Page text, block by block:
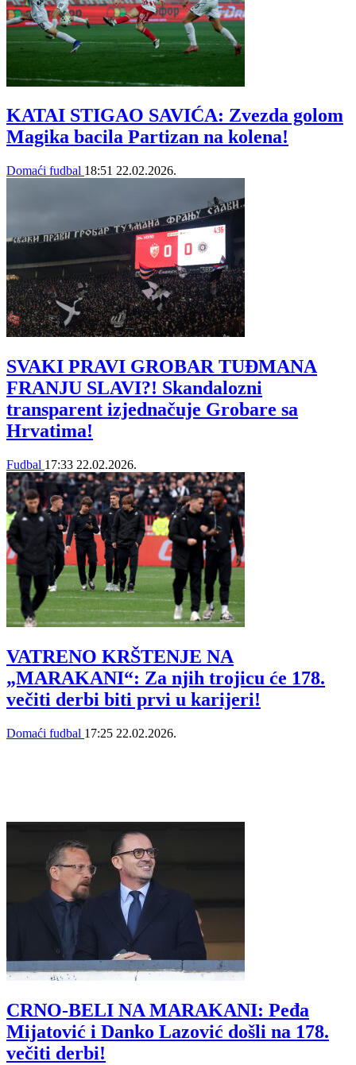
KATAI STIGAO SAVIĆA: Zvezda golom
Magika bacila Partizan na kolena!
Domaći fudbal 18:51 22.02.2026.
SVAKI PRAVI GROBAR TUĐMANA
FRANJU SLAVI?! Skandalozni
transparent izjednačuje Grobare sa
Hrvatima!
Fudbal 17:33 22.02.2026.
VATRENO KRŠTENJE NA
„MARAKANI“: Za njih trojicu će 178.
večiti derbi biti prvi u karijeri!
Domaći fudbal 17:25 22.02.2026.
CRNO-BELI NA MARAKANI: Peđa
Mijatović i Danko Lazović došli na 178.
večiti derbi!